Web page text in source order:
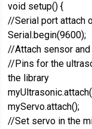
void setup() {
//Serial port attach
Serial.begin(9600);
//Attach sensor
//Pins for the
the library
myServo.attach();
//Set servo in the